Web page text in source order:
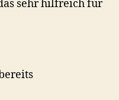
sehr hilfreich für